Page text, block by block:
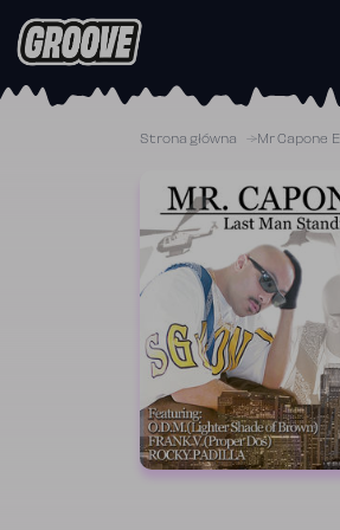
Przejdź
do
treści
Strona główna Mr Capone E